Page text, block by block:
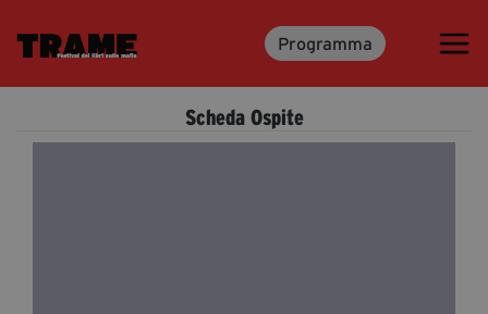
Programma
Trame.15
Scheda Ospite